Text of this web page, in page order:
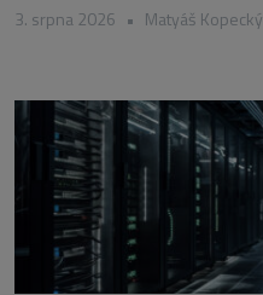
3. srpna 2026 • Matyáš Kopecký